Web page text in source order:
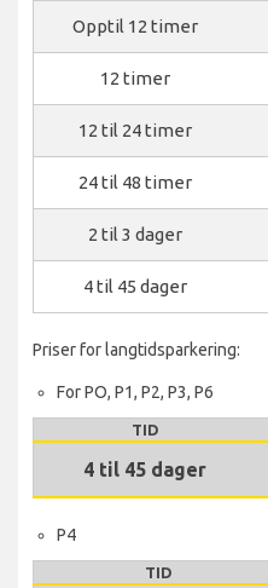
Opptil 12 timer
12 timer
12 til 24 timer
24 til 48 timer
2 til 3 dager
4 til 45 dager
Priser for langtidsparkering:
For PO, P1, P2, P3, P6
TID
4 til 45 dager
P4
TID